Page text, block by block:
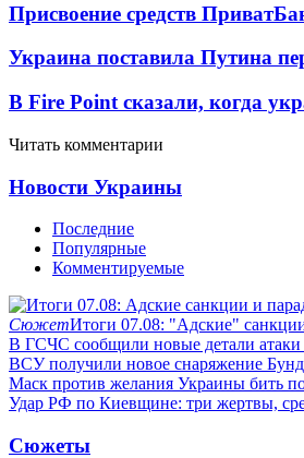
Присвоение средств
Украина поставила Путина
В Fire Point сказали, когда
Читать комментарии
Новости Украины
Последние
Популярные
Комментируемые
СюжетИтоги 07.08: "Адские"
В ГСЧС сообщили новые детали
ВСУ получили новое снаряжение
Маск против желания Украины бить
Удар РФ по Киевщине: три жертвы,
Сюжеты